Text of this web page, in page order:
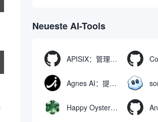
Neueste AI-Tools
APISIX：管理和代理API及大模型流量的高性能网关
Agnes AI：提供全模态模型免费API、支持图文视频生成与复杂工程执行的智能体平台
Happy Oyster AI：生成可交互式3D虚拟世界与视频的大模型